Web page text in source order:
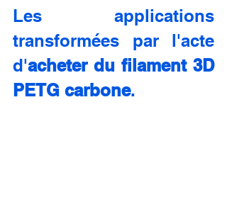
Les applications
transformées par l'acte
d'acheter du filament 3D
PETG carbone.